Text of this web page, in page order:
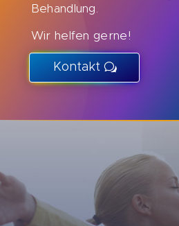
Behandlung.
Wir helfen gerne!
Kontakt